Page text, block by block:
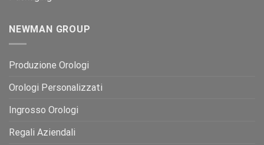
NEWMAN GROUP
Produzione Orologi
Orologi Personalizzati
Ingrosso Orologi
Regali Aziendali